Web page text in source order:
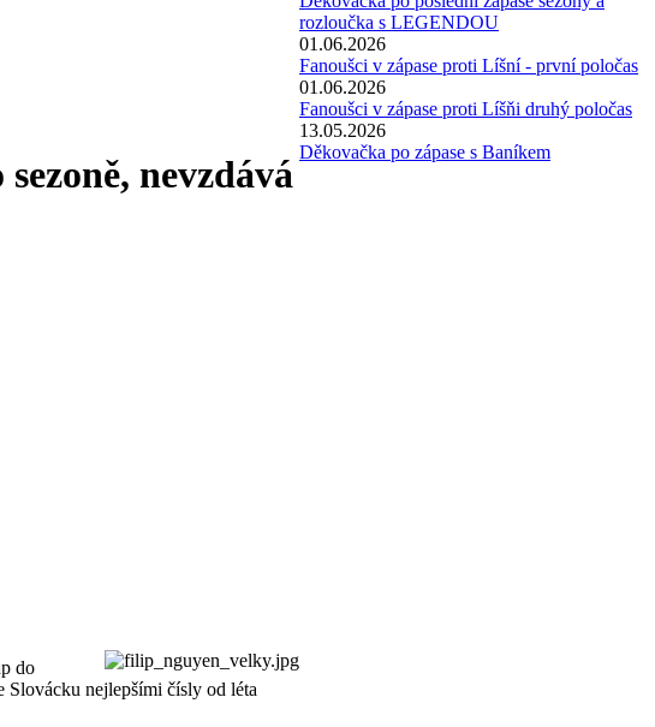
rozloučka s LEGENDOU
01.06.2026
Fanoušci v zápase proti Líšní - první poločas
01.06.2026
Fanoušci v zápase proti Líšňi druhý poločas
13.05.2026
Děkovačka po zápase s Baníkem
nevzdává
do
nejlepšími čísly od léta